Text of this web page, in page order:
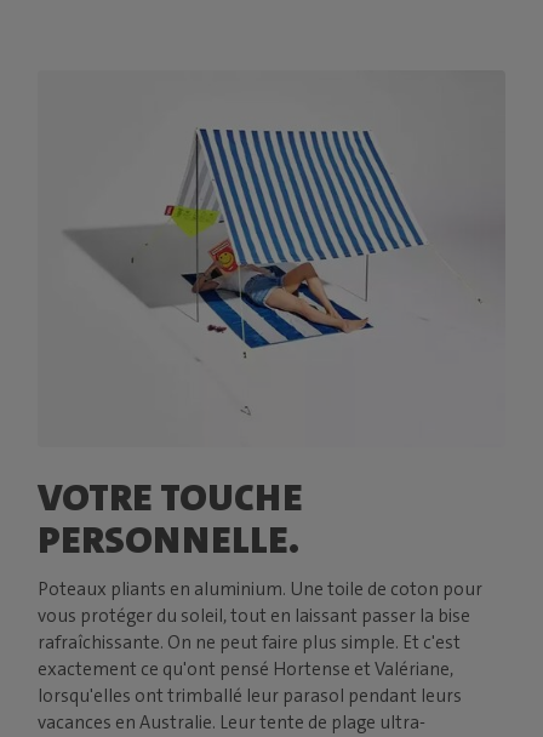
VOTRE TOUCHE
PERSONNELLE.
Poteaux pliants en aluminium. Une toile de coton pour
vous protéger du soleil, tout en laissant passer la bise
rafraîchissante. On ne peut faire plus simple. Et c'est
exactement ce qu'ont pensé Hortense et Valériane,
lorsqu'elles ont trimballé leur parasol pendant leurs
vacances en Australie. Leur tente de plage ultra-